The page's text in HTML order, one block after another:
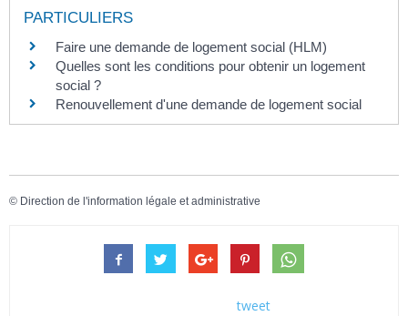
PARTICULIERS
Faire une demande de logement social (HLM)
Quelles sont les conditions pour obtenir un logement
social ?
Renouvellement d'une demande de logement social
© Direction de l'information légale et administrative
tweet